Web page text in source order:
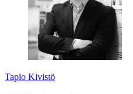
Tapio Kivistö